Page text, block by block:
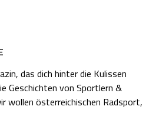
das dich hinter die Kulissen
Geschichten von Sportlern &
wollen österreichischen Radsport,